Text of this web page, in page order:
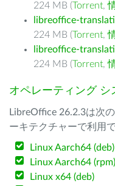
224 MB (Torrent,
libreoffice-
224 MB (Torrent,
libreoffice-
224 MB (Torrent,
オペレーティング シ
LibreOffice 26.2.3は次
ーキテクチャーで利用
Linux Aarch64 (deb)
Linux Aarch64 (rpm)
Linux x64 (deb)